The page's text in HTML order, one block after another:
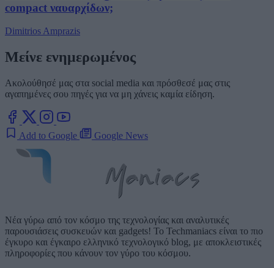
compact ναυαρχίδων;
Dimitrios Amprazis
Μείνε ενημερωμένος
Ακολούθησέ μας στα social media και πρόσθεσέ μας στις
αγαπημένες σου πηγές για να μη χάνεις καμία είδηση.
Add to Google Google News
Νέα γύρω από τον κόσμο της τεχνολογίας και αναλυτικές
παρουσιάσεις συσκευών και gadgets! Το Techmaniacs είναι το πιο
έγκυρο και έγκαιρο ελληνικό τεχνολογικό blog, με αποκλειστικές
πληροφορίες που κάνουν τον γύρο του κόσμου.